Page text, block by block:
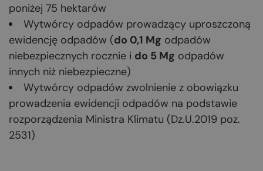
poniżej 75 hektarów
Wytwórcy odpadów prowadzący uproszczoną
ewidencję odpadów (do 0,1 Mg odpadów
niebezpiecznych rocznie i do 5 Mg odpadów
innych niż niebezpieczne)
Wytwórcy odpadów zwolnienie z obowiązku
prowadzenia ewidencji odpadów na podstawie
rozporządzenia Ministra Klimatu (Dz.U.2019 poz.
2531)